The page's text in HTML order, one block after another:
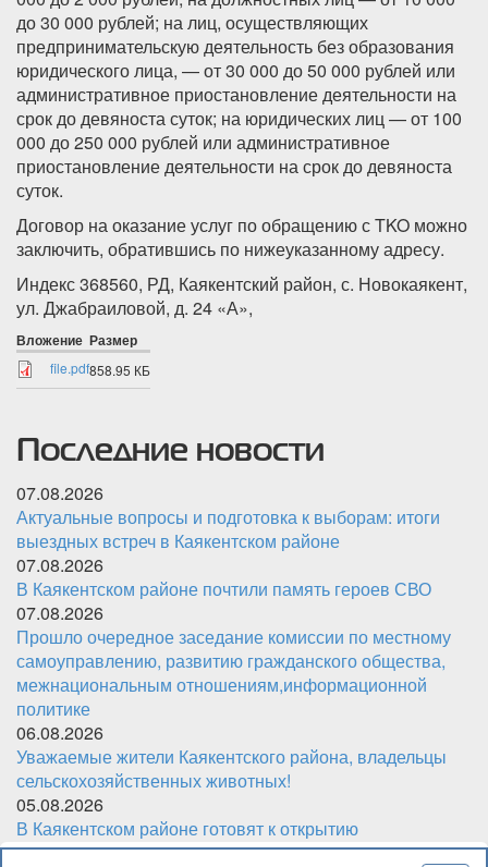
до 30 000 рублей; на лиц, осуществляющих
предпринимательскую деятельность без образования
юридического лица, — от 30 000 до 50 000 рублей или
административное приостановление деятельности на
срок до девяноста суток; на юридических лиц — от 100
000 до 250 000 рублей или административное
приостановление деятельности на срок до девяноста
суток.
Договор на оказание услуг по обращению с TKO можно
заключить, обратившись по нижеуказанному адресу.
Индекс 368560, РД, Каякентский район, с. Новокаякент,
ул. Джабраиловой, д. 24 «А»,
Вложение Размер
file.pdf858.95 КБ
Последние новости
07.08.2026
Актуальные вопросы и подготовка к выборам: итоги
выездных встреч в Каякентском районе
07.08.2026
В Каякентском районе почтили память героев СВО
07.08.2026
Прошло очередное заседание комиссии по местному
самоуправлению, развитию гражданского общества,
межнациональным отношениям,информационной
политике
06.08.2026
Уважаемые жители Каякентского района, владельцы
сельскохозяйственных животных!
05.08.2026
В Каякентском районе готовят к открытию
обновленный детский сад «Чебурашка»